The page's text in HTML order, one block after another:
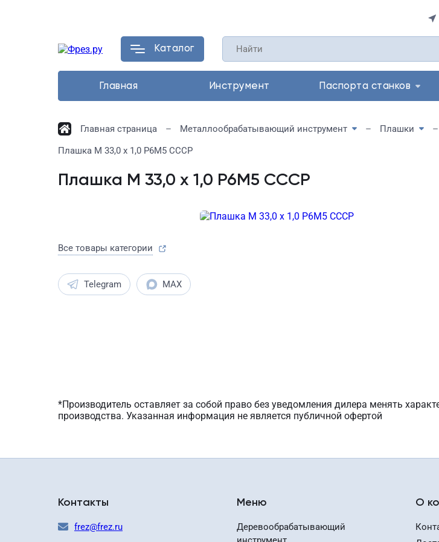
Каталог
Главная Инструмент Паспорта станков
Главная страница Металлообрабатывающий инструмент Плашки
Плашка М 33,0 х 1,0 Р6М5 СССР
Плашка М 33,0 х 1,0 Р6М5 СССР
Все товары категории
Telegram MAX
*Производитель оставляет за собой право без уведомления дилера менять
производства. Указанная информация не является публичной офертой
Контакты
frez@frez.ru
Меню
Деревообрабатывающий
О